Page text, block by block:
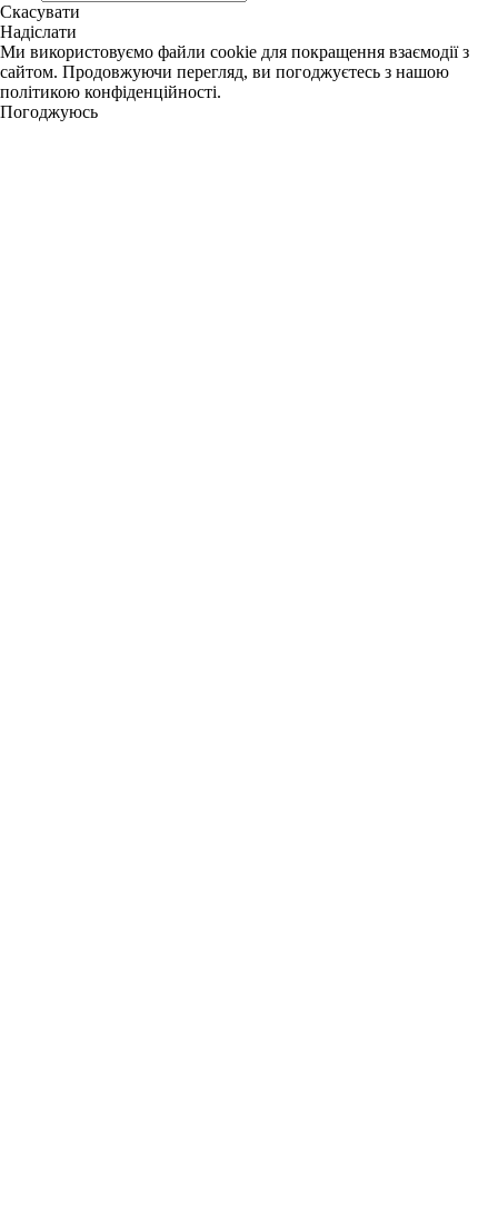
Скасувати
Надіслати
Ми використовуємо файли cookie для покращення взаємодії з
сайтом. Продовжуючи перегляд, ви погоджуєтесь з нашою
політикою конфіденційності.
Погоджуюсь